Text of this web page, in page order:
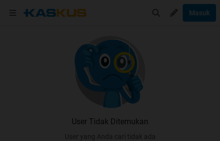
Masuk
User Tidak Ditemukan
User yang Anda cari tidak ada